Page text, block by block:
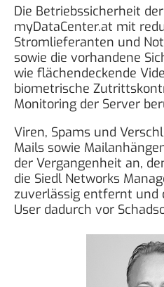
Die Betriebssicherheit
myDataCenter.at mit
Stromlieferanten und
sowie die vorhandene
wie flächendeckende
biometrische
Monitoring der Server
Viren, Spams und
Mails sowie
der Vergangenheit an,
die Siedl Networks
zuverlässig entfernt und
User dadurch vor